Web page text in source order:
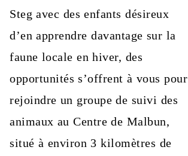
Steg avec des enfants désireux
d’en apprendre davantage sur la
faune locale en hiver, des
opportunités s’offrent à vous pour
rejoindre un groupe de suivi des
animaux au Centre de Malbun,
situé à environ 3 kilomètres de